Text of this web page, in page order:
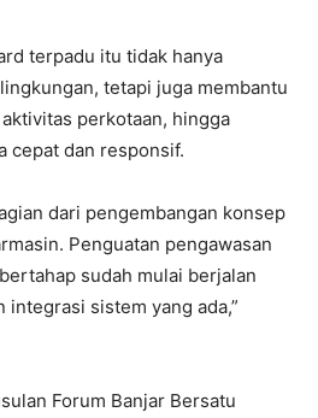
terpadu itu tidak hanya
tetapi juga membantu
perkotaan, hingga
cepat dan responsif.
dari pengembangan konsep
Penguatan pengawasan
sudah mulai berjalan
sistem yang ada,”
Forum Banjar Bersatu